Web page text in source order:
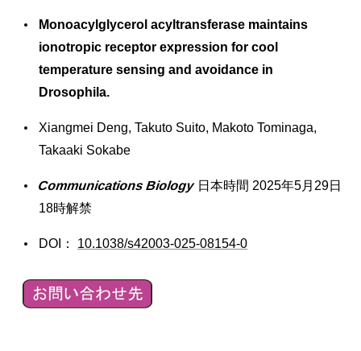
Monoacylglycerol acyltransferase maintains
ionotropic receptor expression for cool
temperature sensing and avoidance in
Drosophila.
Xiangmei Deng, Takuto Suito, Makoto Tominaga,
Takaaki Sokabe
Communications Biology日本時間 2025年5月29日
18時解禁
DOI： 10.1038/s42003-025-08154-0